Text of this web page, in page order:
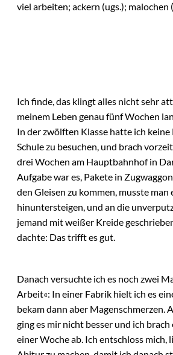
viel arbeiten; ackern (ugs.); malochen
Ich finde, das klingt alles nicht sehr
meinem Leben genau fünf Wochen
In der zwölften Klasse hatte ich keine
Schule zu besuchen, und brach
drei Wochen am Hauptbahnhof in
Aufgabe war es, Pakete in
den Gleisen zu kommen, musste
hinuntersteigen, und an die
jemand mit weißer Kreide
dachte: Das trifft es gut.
Danach versuchte ich es noch zwei
Arbeit«: In einer Fabrik hielt ich es
bekam dann aber Magenschmerzen.
ging es mir nicht besser und ich brach
einer Woche ab. Ich entschloss mich,